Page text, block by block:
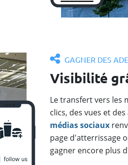
GAGNER DES
Visibilité
Le transfert vers les
clics, des vues et
médias sociaux
page d'atterrissage
gagner encore plus